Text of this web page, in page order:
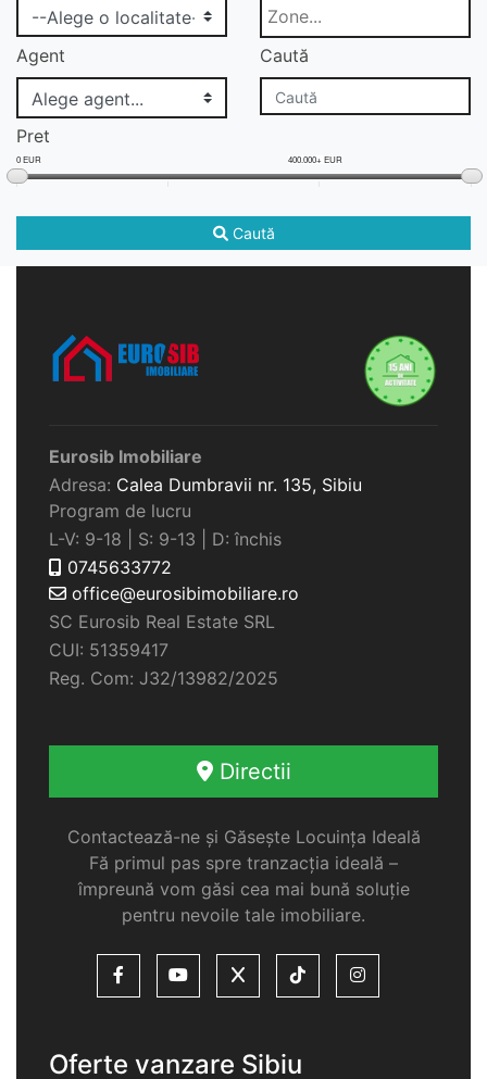
Agent Caută
Pret
0 EUR 400.000+ EUR
Caută
Eurosib Imobiliare
Adresa: Calea Dumbravii nr. 135, Sibiu
Program de lucru
L-V: 9-18 | S: 9-13 | D: închis
0745633772
office@eurosibimobiliare.ro
SC Eurosib Real Estate SRL
CUI: 51359417
Reg. Com: J32/13982/2025
Directii
Contactează-ne și Găsește Locuința Ideală
Fă primul pas spre tranzacția ideală –
împreună vom găsi cea mai bună soluție
pentru nevoile tale imobiliare.
Oferte vanzare Sibiu